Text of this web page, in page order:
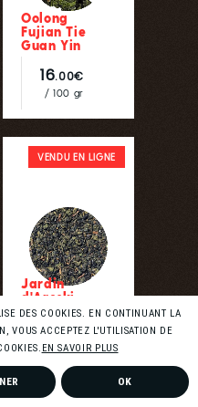
DES COOKIES. EN CONTINUANT LA
VOUS ACCEPTEZ L'UTILISATION DE
EN SAVOIR PLUS
OK
Oolong
Fujian Tie
Guan Yin
16.00€
/ 100 gr
VENDU EN LIGNE
Jardin
d'Areski
GEORGE
CANNON
10.00€
/ 100 g